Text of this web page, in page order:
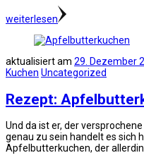
weiterlesen
aktualisiert am 29. Dezember
Kuchen Uncategorized
Rezept:
Und da ist er, der
genau zu sein handelt es sich
Apfelbutterkuchen, der